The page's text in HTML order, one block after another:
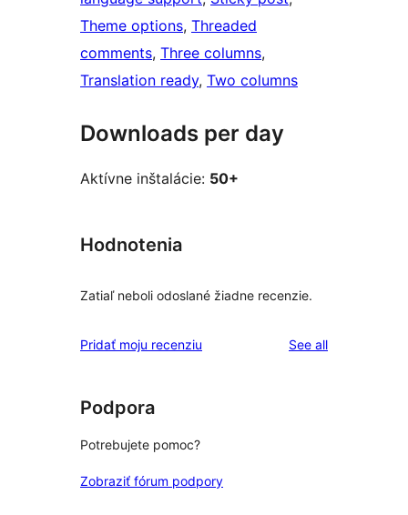
Theme options, Threaded
comments, Three columns
Translation ready, Two columns
Downloads per day
Aktívne inštalácie: 50+
Hodnotenia
Zatiaľ neboli odoslané žiadne recenzie.
Pridať moju recenziu See allreviews
Podpora
Potrebujete pomoc?
Zobraziť fórum podpory